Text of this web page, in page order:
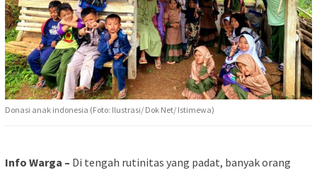
Donasi anak indonesia (Foto: Ilustrasi/ Dok Net/ Istimewa)
Info Warga – Di tengah rutinitas yang padat, banyak orang